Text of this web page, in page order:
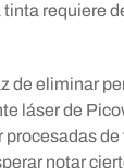
requiere
de eliminar
láser de
notar